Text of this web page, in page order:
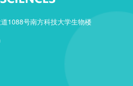
1088号南方科技大学生物楼